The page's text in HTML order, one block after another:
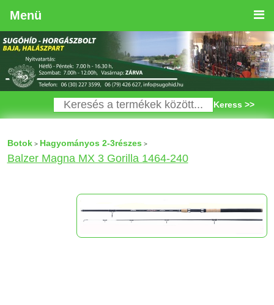
Menü
Keress >>
Botok> Hagyományos 2-3részes >
Balzer Magna MX 3 Gorilla 1464-240